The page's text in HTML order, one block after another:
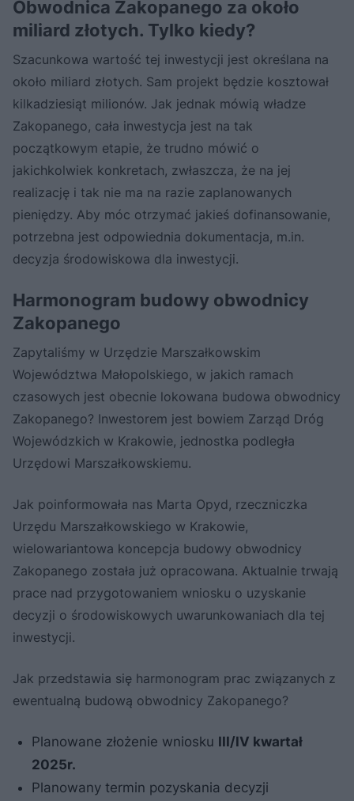
Obwodnica Zakopanego za około
miliard złotych. Tylko kiedy?
Szacunkowa wartość tej inwestycji jest określana na
około miliard złotych. Sam projekt będzie kosztował
kilkadziesiąt milionów. Jak jednak mówią władze
Zakopanego, cała inwestycja jest na tak
początkowym etapie, że trudno mówić o
jakichkolwiek konkretach, zwłaszcza, że na jej
realizację i tak nie ma na razie zaplanowanych
pieniędzy. Aby móc otrzymać jakieś dofinansowanie,
potrzebna jest odpowiednia dokumentacja, m.in.
decyzja środowiskowa dla inwestycji.
Harmonogram budowy obwodnicy
Zakopanego
Zapytaliśmy w Urzędzie Marszałkowskim
Województwa Małopolskiego, w jakich ramach
czasowych jest obecnie lokowana budowa obwodnicy
Zakopanego? Inwestorem jest bowiem Zarząd Dróg
Wojewódzkich w Krakowie, jednostka podległa
Urzędowi Marszałkowskiemu.
Jak poinformowała nas Marta Opyd, rzeczniczka
Urzędu Marszałkowskiego w Krakowie,
wielowariantowa koncepcja budowy obwodnicy
Zakopanego została już opracowana. Aktualnie trwają
prace nad przygotowaniem wniosku o uzyskanie
decyzji o środowiskowych uwarunkowaniach dla tej
inwestycji.
Jak przedstawia się harmonogram prac związanych z
ewentualną budową obwodnicy Zakopanego?
Planowane złożenie wniosku III/IV kwartał
2025r.
Planowany termin pozyskania decyzji